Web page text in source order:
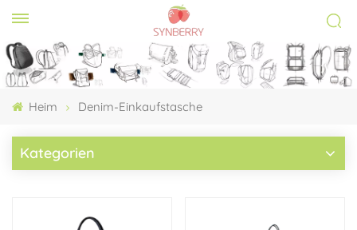
Heim Denim-Einkaufstasche
Kategorien